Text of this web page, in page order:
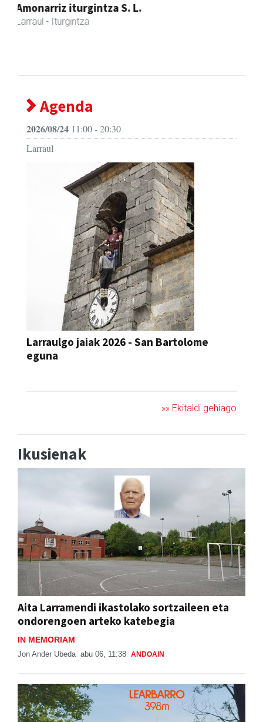
Larraulgo herri ostatua
Larraul - Jatetxeak
Agenda
2026/08/24 11:00 - 20:30
Larraul
Larraulgo jaiak 2026 - San Bartolome
eguna
»» Ekitaldi gehiago
Ikusienak
Aita Larramendi ikastolako sortzaileen eta
ondorengoen arteko katebegia
IN MEMORIAM
Jon Ander Ubeda abu 06, 11:38 ANDOAIN